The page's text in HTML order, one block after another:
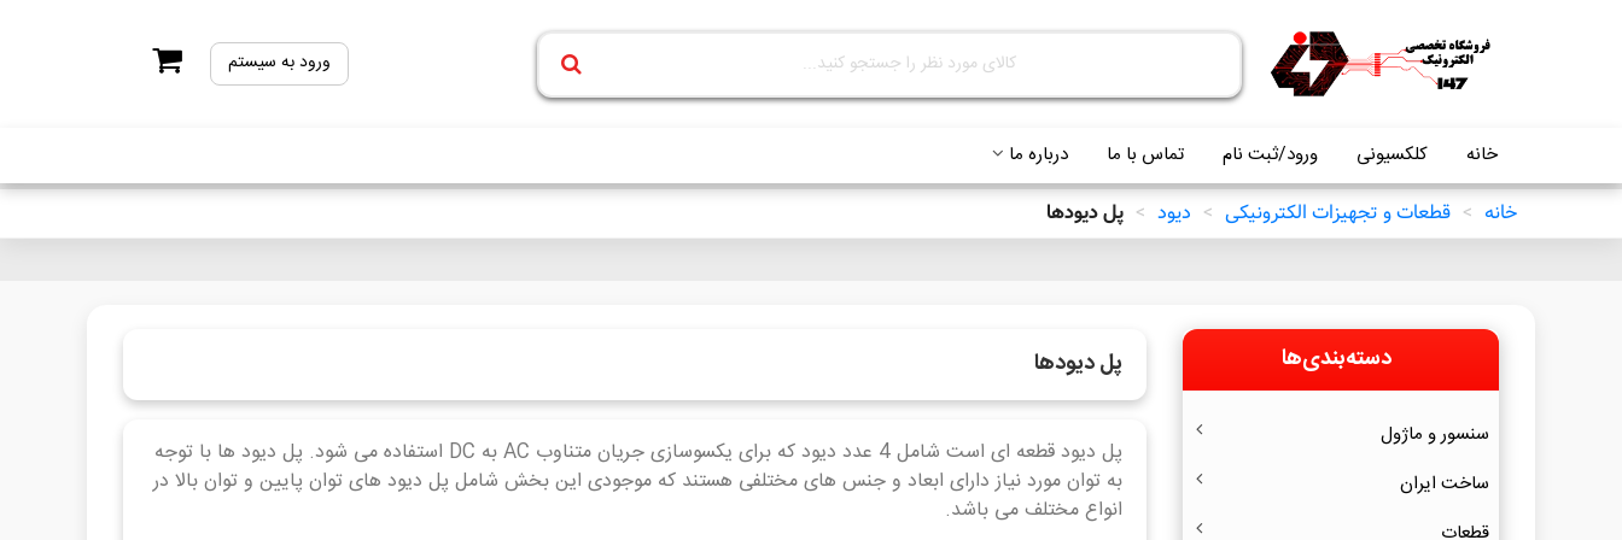
ورود به سیستم
خانه کلکسیونی ورود/ثبت نام تماس با ما درباره ما
خانه > قطعات و تجهیزات الکترونیکی > دیود > پل دیودها
دسته‌بندی‌ها
سنسور و ماژول
ساخت ایران
قطعات
پل دیودها
پل دیود قطعه ای است شامل 4 عدد دیود که برای یکسوسازی جریان متناوب AC به DC استفاده می شود. پل دیود ها با توجه
به توان مورد نیاز دارای ابعاد و جنس های مختلفی هستند که موجودی این بخش شامل پل دیود های توان پایین و توان بالا در
انواع مختلف می باشد.